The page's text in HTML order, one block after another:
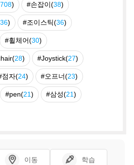
708) #손잡이(38)
36) #조이스틱(36)
#휠체어(30)
28) #Joystick(27)
점자(24) #오프너(23)
#pen(21) #삼성(21)
이동 학습